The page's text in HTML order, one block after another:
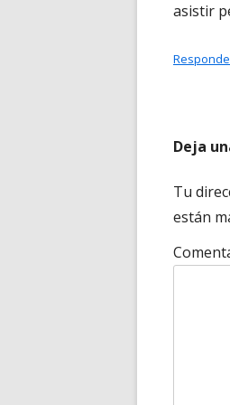
asistir
Deja
Tu
están